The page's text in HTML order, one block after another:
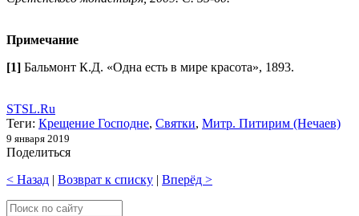
Примечание
[1] Бальмонт К.Д. «Одна есть в мире красота», 1893.
STSL.Ru
Теги: Крещение Господне, Святки, Митр. Питирим (Нечаев)
9 января 2019
Поделиться
< Назад | Возврат к списку | Вперёд >